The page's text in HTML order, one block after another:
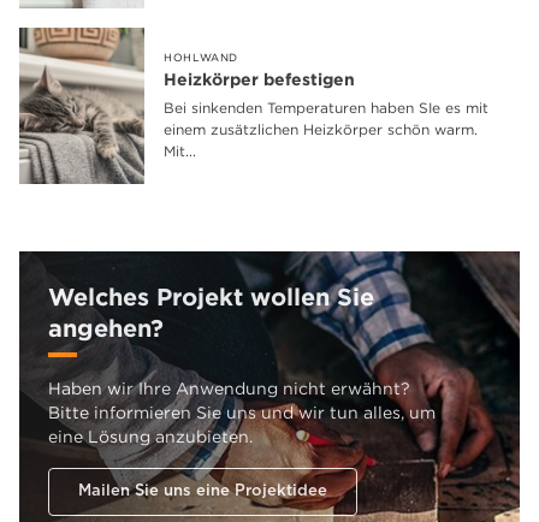
HOHLWAND
Heizkörper befestigen
Bei sinkenden Temperaturen haben SIe es mit
einem zusätzlichen Heizkörper schön warm.
Mit...
Welches Projekt wollen Sie
angehen?
Haben wir Ihre Anwendung nicht erwähnt?
Bitte informieren Sie uns und wir tun alles, um
eine Lösung anzubieten.
Mailen Sie uns eine Projektidee